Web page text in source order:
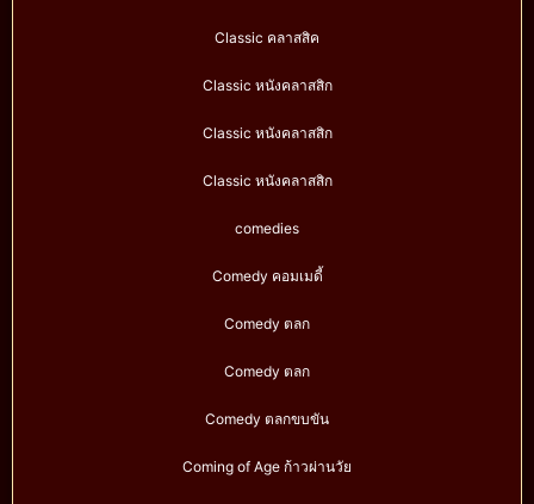
Classic คลาสสิค
Classic หนังคลาสสิก
Classic หนังคลาสสิก
Classic หนังคลาสสิก
comedies
Comedy คอมเมดี้
Comedy ตลก
Comedy ตลก
Comedy ตลกขบขัน
Coming of Age ก้าวผ่านวัย